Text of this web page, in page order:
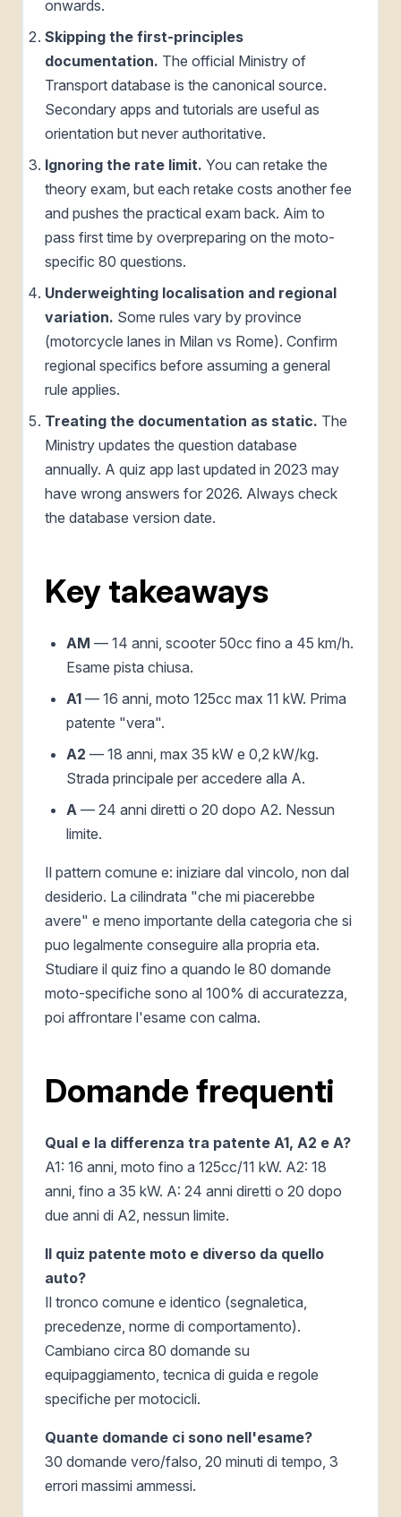
onwards.
Skipping the first-principles
documentation. The official Ministry of
Transport database is the canonical source.
Secondary apps and tutorials are useful as
orientation but never authoritative.
Ignoring the rate limit. You can retake the
theory exam, but each retake costs another fee
and pushes the practical exam back. Aim to
pass first time by overpreparing on the moto-
specific 80 questions.
Underweighting localisation and regional
variation. Some rules vary by province
(motorcycle lanes in Milan vs Rome). Confirm
regional specifics before assuming a general
rule applies.
Treating the documentation as static. The
Ministry updates the question database
annually. A quiz app last updated in 2023 may
have wrong answers for 2026. Always check
the database version date.
Key takeaways
AM — 14 anni, scooter 50cc fino a 45 km/h.
Esame pista chiusa.
A1 — 16 anni, moto 125cc max 11 kW. Prima
patente "vera".
A2 — 18 anni, max 35 kW e 0,2 kW/kg.
Strada principale per accedere alla A.
A — 24 anni diretti o 20 dopo A2. Nessun
limite.
Il pattern comune e: iniziare dal vincolo, non dal
desiderio. La cilindrata "che mi piacerebbe
avere" e meno importante della categoria che si
puo legalmente conseguire alla propria eta.
Studiare il quiz fino a quando le 80 domande
moto-specifiche sono al 100% di accuratezza,
poi affrontare l'esame con calma.
Domande frequenti
Qual e la differenza tra patente A1, A2 e A?
A1: 16 anni, moto fino a 125cc/11 kW. A2: 18
anni, fino a 35 kW. A: 24 anni diretti o 20 dopo
due anni di A2, nessun limite.
Il quiz patente moto e diverso da quello
auto?
Il tronco comune e identico (segnaletica,
precedenze, norme di comportamento).
Cambiano circa 80 domande su
equipaggiamento, tecnica di guida e regole
specifiche per motocicli.
Quante domande ci sono nell'esame?
30 domande vero/falso, 20 minuti di tempo, 3
errori massimi ammessi.